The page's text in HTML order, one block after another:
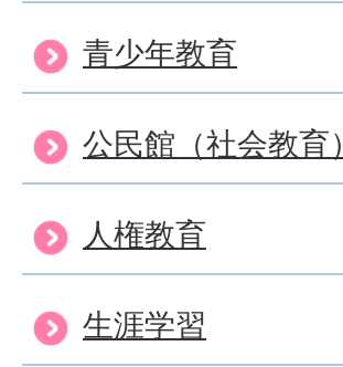
青少年教育
公民館（社会教育）
人権教育
生涯学習